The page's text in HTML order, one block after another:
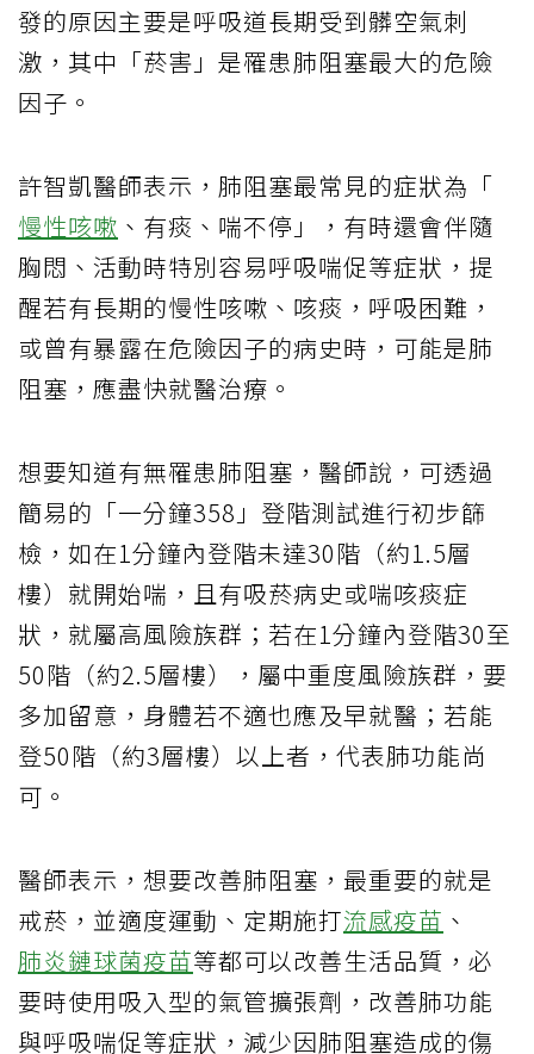
發的原因主要是呼吸道長期受到髒空氣刺
激，其中「菸害」是罹患肺阻塞最大的危險
因子。
許智凱醫師表示，肺阻塞最常見的症狀為「
慢性咳嗽 、有痰、喘不停」，有時還會伴隨
胸悶、活動時特別容易呼吸喘促等症狀，提
醒若有長期的慢性咳嗽、咳痰，呼吸困難，
或曾有暴露在危險因子的病史時，可能是肺
阻塞，應盡快就醫治療。
想要知道有無罹患肺阻塞，醫師說，可透過
簡易的「一分鐘358」登階測試進行初步篩
檢，如在1分鐘內登階未達30階（約1.5層
樓）就開始喘，且有吸菸病史或喘咳痰症
狀，就屬高風險族群；若在1分鐘內登階30至
50階（約2.5層樓），屬中重度風險族群，要
多加留意，身體若不適也應及早就醫；若能
登50階（約3層樓）以上者，代表肺功能尚
可。
醫師表示，想要改善肺阻塞，最重要的就是
戒菸，並適度運動、定期施打流感疫苗 、
肺炎鏈球菌疫苗等都可以改善生活品質，必
要時使用吸入型的氣管擴張劑，改善肺功能
與呼吸喘促等症狀，減少因肺阻塞造成的傷